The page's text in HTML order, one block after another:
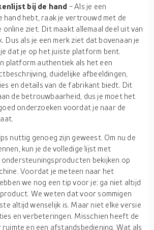
bij de hand - Als je een
hand hebt, raak je vertrouwd met de
ziet. Dit maakt allemaal deel uit van
Dus als je een merk ziet dat bovenaan je
dat je op het juiste platform bent.
platform authentiek als het een
duidelijke afbeeldingen,
en details van de fabrikant biedt. Dit
de betrouwbaarheid, dus je moet het
onderzoeken voordat je naar de
nuttig genoeg zijn geweest. Om nu de
kun je de volledige lijst met
bekijken op
Voordat je meteen naar het
we nog een tip voor je: ga niet altijd
We weten dat voor sommigen
altijd wenselijk is. Maar niet elke versie
en verbeteringen. Misschien heeft de
ruimte en een afstandsbediening. Wat als